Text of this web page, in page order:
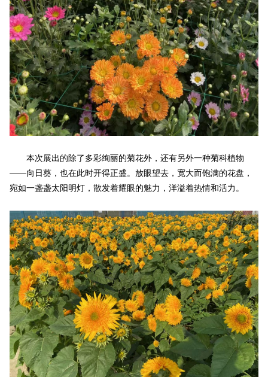
本次展出的除了多彩绚丽的菊花外，还有另外一种菊科植物
——向日葵，也在此时开得正盛。放眼望去，宽大而饱满的花盘，
宛如一盏盏太阳明灯，散发着耀眼的魅力，洋溢着热情和活力。